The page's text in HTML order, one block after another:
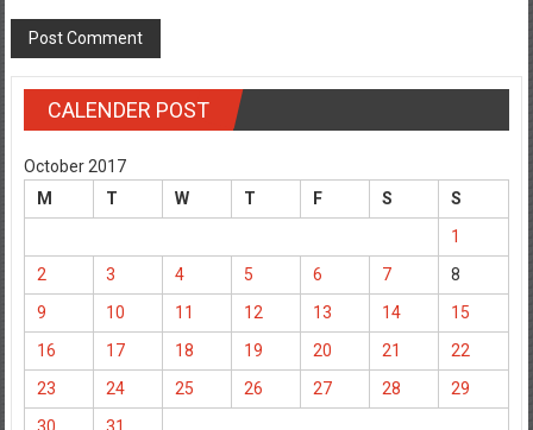
CALENDER POST
October 2017
M
T W T F S
S
1
2
3 4 5 6 7
8
9
10 11 12 13 14
15
16
17 18 19 20 21
22
23
24 25 26 27 28
29